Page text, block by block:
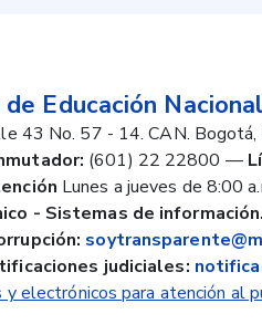
Educación Nacional
43 No. 57 - 14. CAN.
(601) 22 22800 —
Lunes a jueves de 8:00
- Sistemas de
judiciales:
y electrónicos para atención al